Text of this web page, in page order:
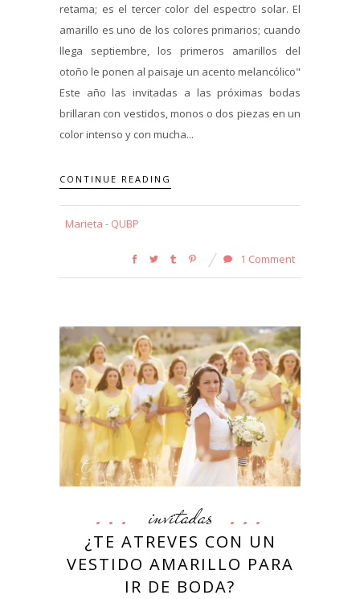
retama; es el tercer color del espectro solar. El
amarillo es uno de los colores primarios; cuando
llega septiembre, los primeros amarillos del
otoño le ponen al paisaje un acento melancólico"
Este año las invitadas a las próximas bodas
brillaran con vestidos, monos o dos piezas en un
color intenso y con mucha...
CONTINUE READING
Marieta - QUBP
1 Comment
invitadas
¿TE ATREVES CON UN
VESTIDO AMARILLO PARA
IR DE BODA?